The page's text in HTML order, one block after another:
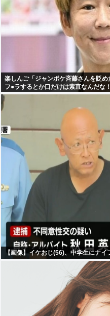
楽しんご「ジャンポケ斉藤さんを貶
フ●ラするとか口だけは素直なんだな
【画像】イケおじ(56)、中学生にナ